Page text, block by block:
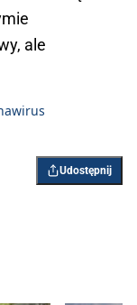
ale
Udostępnij